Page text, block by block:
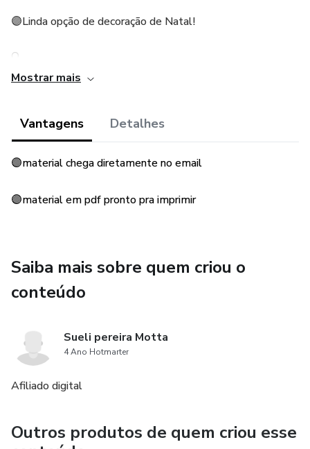
🟣Linda opção de decoração de Natal!
O
Medicas do painel montado: 1m de altura e 75 cm de
largura
Mostrar mais
Vantagens Detalhes
🟣material chega diretamente no email
🟣material em pdf pronto pra imprimir
Saiba mais sobre quem criou o
conteúdo
Sueli pereira Motta
4 Ano Hotmarter
Afiliado digital
Outros produtos de quem criou esse